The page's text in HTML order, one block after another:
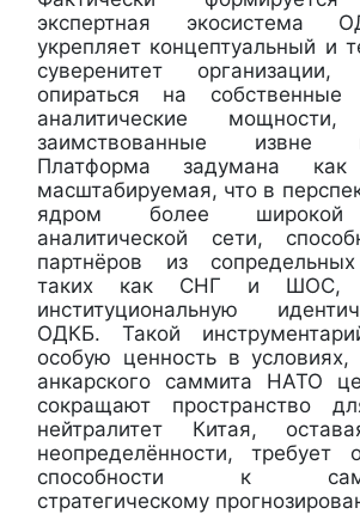
экспертная экосистема
укрепляет концептуальный и
суверенитет
опираться на
аналитические
заимствованные извне
Платформа задумана
масштабируемая, что в
ядром более широкой
аналитической сети,
партнёров из
таких как СНГ и ШОС,
институциональную
ОДКБ. Такой
особую ценность в
анкарского саммита НАТО
сокращают пространство
нейтралитет Китая,
неопределённости, требует
способности к
стратегическому